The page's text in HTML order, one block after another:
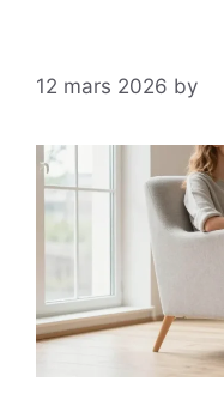
12 mars 2026 by